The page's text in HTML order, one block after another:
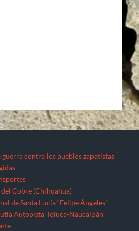
guerra contra los pueblos zapatistas
Cobre (Chihuahua)
de Santa Lucía “Felipe Ángeles”
Autopista Toluca-Naucalpán